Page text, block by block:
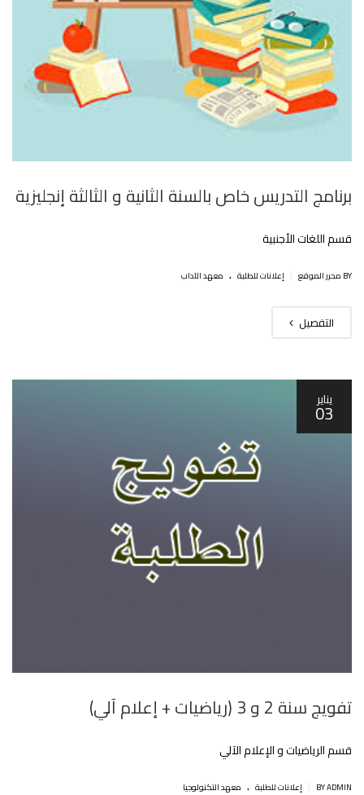
برنامج التدريس خاص بالسنة الثانية و الثالثة إنجليزية‎
قسم اللغات الأجنبية
BY محرر الموقع إعلانات للطلبة . معهد الآداب
التفصيل
يناير
03
تفويج سنة 2 و 3 (رياضيات + إعلام آلي)
قسم الرياضيات و اﻹعلام اﻵلي
BY ADMIN إعلانات للطلبة . معهد التكنولوجيا